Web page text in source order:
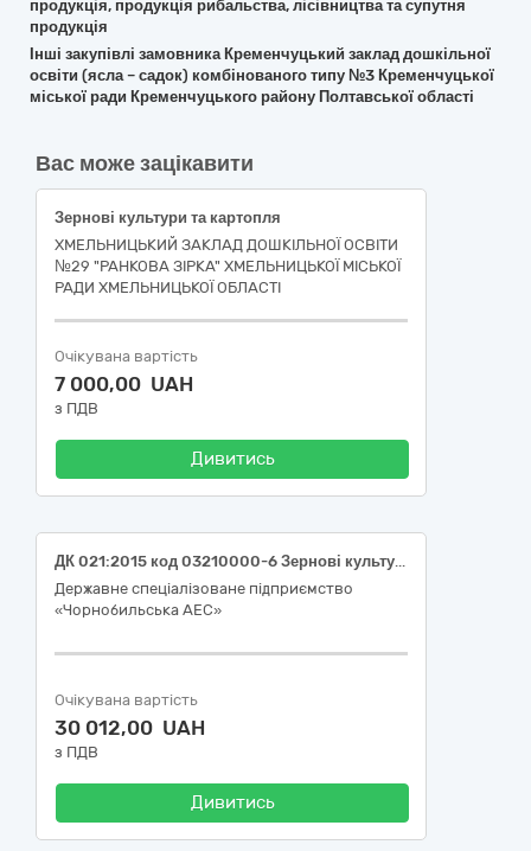
продукція, продукція рибальства, лісівництва та супутня
продукція
Інші закупівлі замовника Кременчуцький заклад дошкільної
освіти (ясла – садок) комбінованого типу №3 Кременчуцької
міської ради Кременчуцького району Полтавської області
Вас може зацікавити
Зернові культури та картопля
ХМЕЛЬНИЦЬКИЙ ЗАКЛАД ДОШКІЛЬНОЇ ОСВІТИ
№29 "РАНКОВА ЗІРКА" ХМЕЛЬНИЦЬКОЇ МІСЬКОЇ
РАДИ ХМЕЛЬНИЦЬКОЇ ОБЛАСТІ
Очікувана вартість
7 000,00 UAH
з ПДВ
Дивитись
ДК 021:2015 код 03210000-6 Зернові культури та картопля (Картопля)
Державне спеціалізоване підприємство
«Чорнобильська АЕС»
Очікувана вартість
30 012,00 UAH
з ПДВ
Дивитись